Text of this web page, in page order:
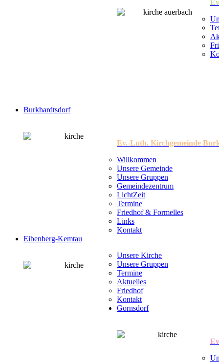
Burkhardtsdorf
Ev.-Luth. Kirchgemeinde
Willkommen
Unsere Gemeinde
Unsere Gruppen
Gemeindezentrum
LichtZeit
Termine
Friedhof & Formelles
Links
Kontakt
Eibenberg-Kemtau
Unsere Kirche
Unsere Gruppen
Termine
Aktuelles
Friedhof
Kontakt
Gornsdorf